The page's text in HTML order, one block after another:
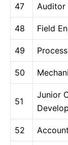
47 Auditor
48 Field
49
50
51
Junior
52